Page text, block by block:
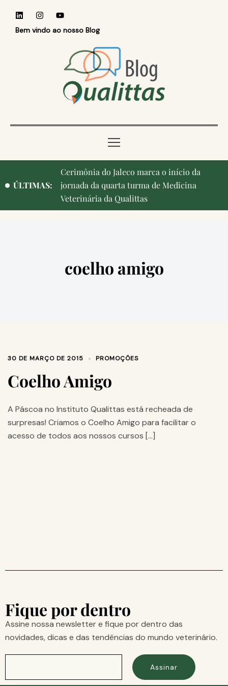
Bem vindo ao nosso Blog
ÚLTIMAS:
Cerimônia do Jaleco marca o início da
jornada da quarta turma de Medicina
Veterinária da Qualittas
coelho amigo
30 DE MARÇO DE 2015 PROMOÇÕES
Coelho Amigo
A Páscoa no Instituto Qualittas está recheada de
surpresas! Criamos o Coelho Amigo para facilitar o
acesso de todos aos nossos cursos […]
Fique por dentro
Assine nossa newsletter e fique por dentro das
novidades, dicas e das tendências do mundo veterinário.
Assinar